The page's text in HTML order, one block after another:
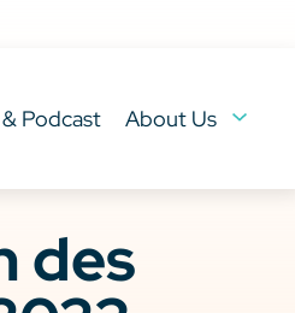
Podcast About Us
des